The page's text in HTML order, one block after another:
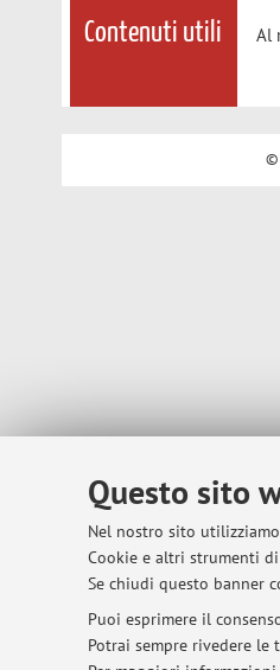
Questo sito
Nel nostro sito
Cookie e altri strumenti
Se chiudi questo banner
Puoi esprimere il
Potrai sempre rivedere
Contenuti utili Al
©